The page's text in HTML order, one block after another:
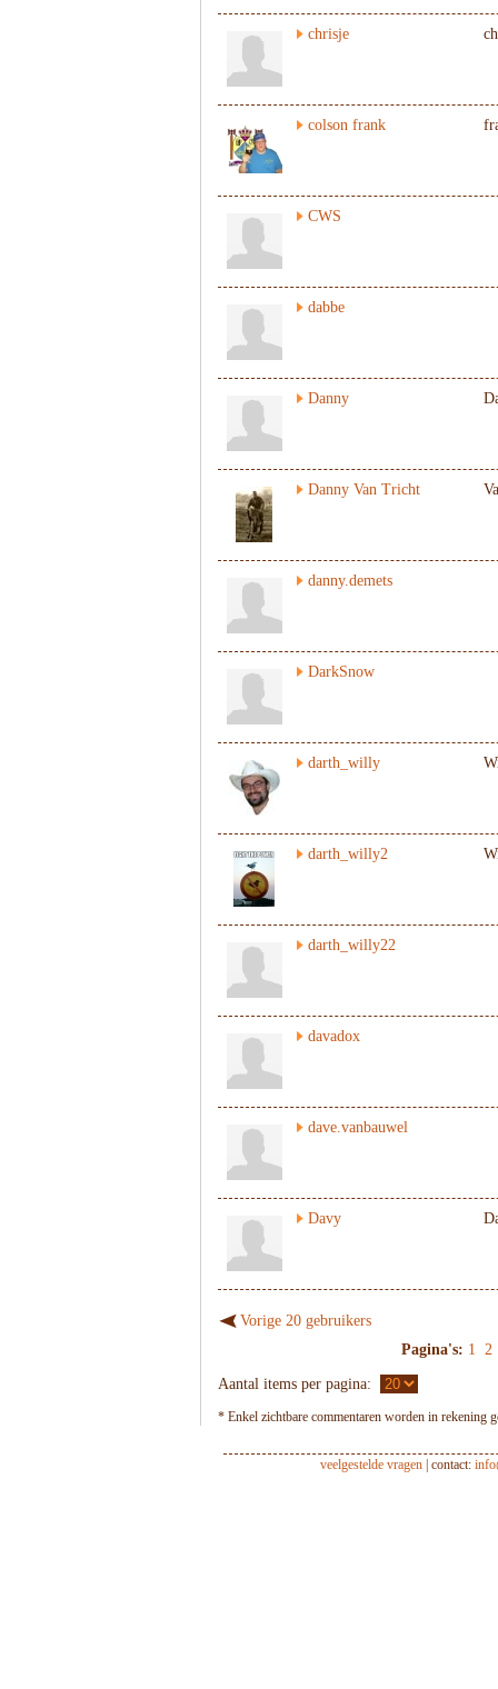
chrisje
colson frank
CWS
dabbe
Danny
Danny Van Tricht
danny.demets
DarkSnow
darth_willy
darth_willy2
darth_willy22
davadox
dave.vanbauwel
Davy
Vorige 20 gebruikers
Pagina's: 1 2
Aantal items per pagina:
* Enkel zichtbare commentaren worden in rekening
veelgestelde vragen | contact: